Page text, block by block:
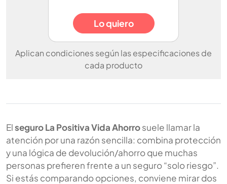
Lo quiero
Aplican condiciones según las especificaciones de
cada producto
Elseguro La Positiva Vida Ahorrosuele llamar la
atención por una razón sencilla: combina protección
y una lógica de devolución/ahorro que muchas
personas prefieren frente a un seguro “solo riesgo”.
Si estás comparando opciones, conviene mirar dos